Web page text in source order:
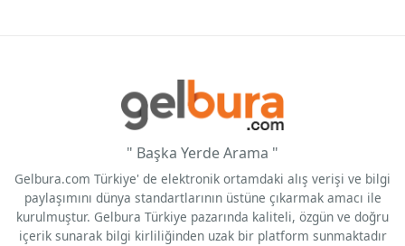
" Başka Yerde Arama "
Gelbura.com Türkiye' de elektronik ortamdaki alış verişi ve bilgi
paylaşımını dünya standartlarının üstüne çıkarmak amacı ile
kurulmuştur. Gelbura Türkiye pazarında kaliteli, özgün ve doğru
içerik sunarak bilgi kirliliğinden uzak bir platform sunmaktadır